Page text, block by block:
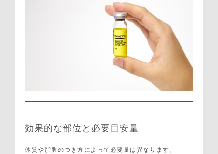
効果的な部位と必要目安量
体質や脂肪のつき方によって必要量は異なります。